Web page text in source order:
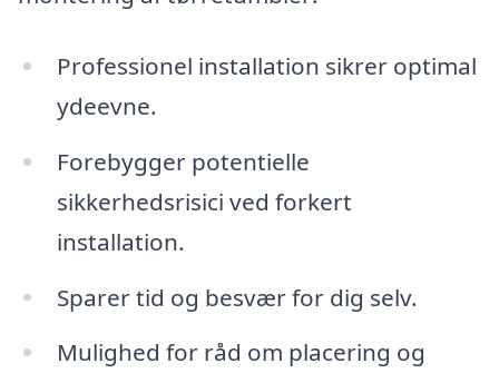
Professionel installation sikrer optimal
ydeevne.
Forebygger potentielle
sikkerhedsrisici ved forkert
installation.
Sparer tid og besvær for dig selv.
Mulighed for råd om placering og